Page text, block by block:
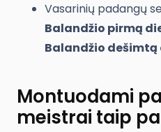
Vasarinių padangų
Balandžio pirmą
Balandžio dešimtą
Montuodami
meistrai taip